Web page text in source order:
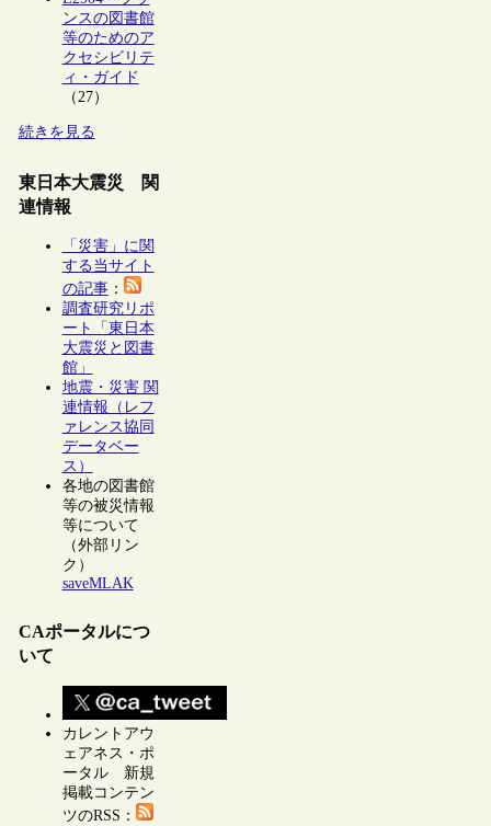
ンスの図書館
等のためのア
クセシビリテ
ィ・ガイド
（27）
続きを見る
東日本大震災 関
連情報
「災害」に関
する当サイト
の記事：
調査研究リポ
ート「東日本
大震災と図書
館」
地震・災害 関
連情報（レフ
ァレンス協同
データベー
ス）
各地の図書館
等の被災情報
等について
（外部リン
ク）
saveMLAK
CAポータルにつ
いて
カレントアウ
ェアネス・ポ
ータル 新規
掲載コンテン
ツのRSS：